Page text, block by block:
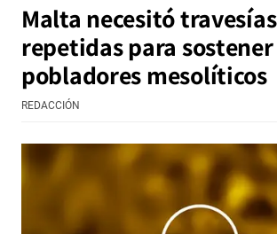
Malta necesitó travesías
repetidas para
pobladores mesolíticos
REDACCIÓN